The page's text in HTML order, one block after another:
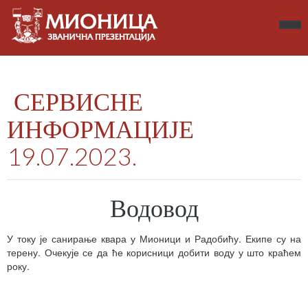
СЕРВИСНЕ
ИНФОРМАЦИЈЕ
19.07.2023.
Водовод
У току је санирање квара у Мионици и Радобићу. Екипе су на
терену. Очекује се да ће корисници добити воду у што краћем
року.